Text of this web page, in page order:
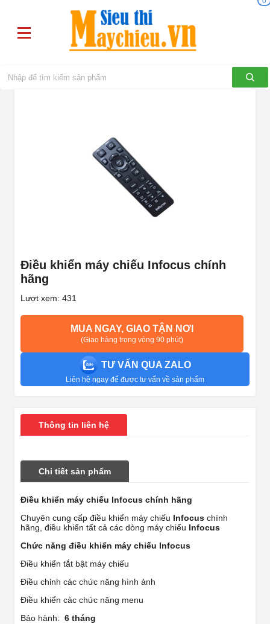
Điều khiển máy chiếu Infocus chính
hãng
Lượt xem: 431
MUA NGAY, GIAO TẬN NƠI
(Giao hàng trong vòng 90 phút)
TƯ VẤN QUA ZALO
Liên hệ ngay để được tư vấn về sản phẩm
Thông tin liên hệ
Chi tiết sản phẩm
Điều khiển máy chiếu Infocus chính hãng
Chuyên cung cấp điều khiển máy chiếu Infocus chính
hãng, điều khiển tất cả các dòng máy chiếu Infocus
Chức năng điều khiển máy chiếu Infocus
Điều khiển tắt bật máy chiếu
Điều chỉnh các chức năng hình ảnh
Điều khiển các chức năng menu
Bảo hành: 6 tháng